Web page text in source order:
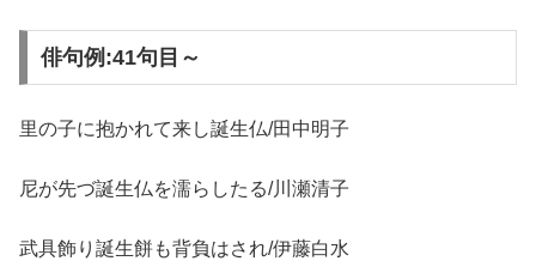
俳句例:41句目～
里の子に抱かれて来し誕生仏/田中明子
尼が先づ誕生仏を濡らしたる/川瀬清子
武具飾り誕生餅も背負はされ/伊藤白水